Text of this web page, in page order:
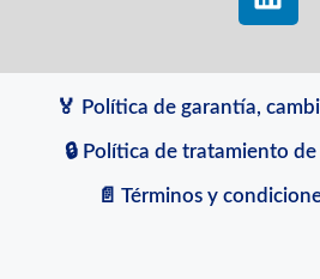
🏅 Política de garantía,
🔒 Política de tratamiento
📄 Términos y